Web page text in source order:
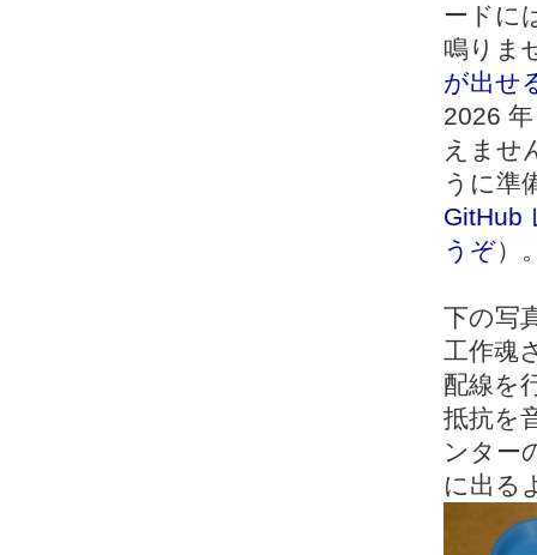
ードに
鳴りま
が出せ
2026
えませ
うに準
GitHub
うぞ）
下の写
工作魂
配線を
抵抗を
ンター
に出る